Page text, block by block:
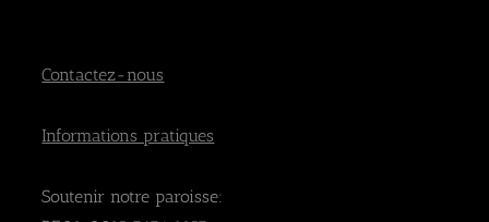
Contactez-nous
Informations pratiques
Soutenir notre paroisse: